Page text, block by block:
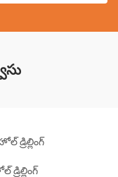
డ్రిల్లింగ్